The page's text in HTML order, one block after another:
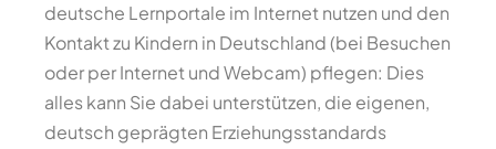
deutsche Lernportale im Internet nutzen und den
Kontakt zu Kindern in Deutschland (bei Besuchen
oder per Internet und Webcam) pflegen: Dies
alles kann Sie dabei unterstützen, die eigenen,
deutsch geprägten Erziehungsstandards